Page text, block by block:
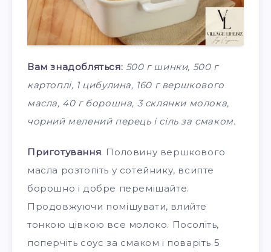
Вам знадобляться: 500 г шинки, 500 г
картоплі, 1 цибулина, 160 г вершкового
масла, 40 г борошна, 3 склянки молока,
чорний мелений перець і сіль за смаком.
Приготування. Половину вершкового
масла розтопіть у сотейнику, всипте
борошно і добре перемішайте.
Продовжуючи помішувати, влийте
тонкою цівкою все молоко. Посоліть,
поперчіть соус за смаком і поваріть 5